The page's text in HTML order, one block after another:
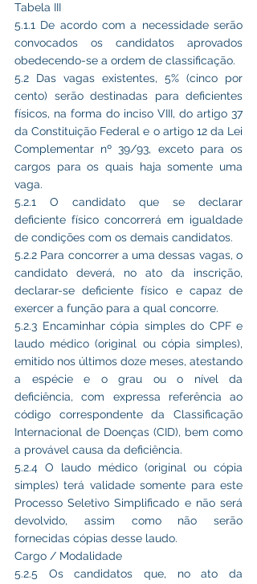
Tabela III
5.1.1 De acordo com a necessidade serão
convocados os candidatos aprovados
obedecendo-se a ordem de classificação.
5.2 Das vagas existentes, 5% (cinco por
cento) serão destinadas para deficientes
físicos, na forma do inciso VIII, do artigo 37
da Constituição Federal e o artigo 12 da Lei
Complementar nº 39/93, exceto para os
cargos para os quais haja somente uma
vaga.
5.2.1 O candidato que se declarar
deficiente físico concorrerá em igualdade
de condições com os demais candidatos.
5.2.2 Para concorrer a uma dessas vagas, o
candidato deverá, no ato da inscrição,
declarar-se deficiente físico e capaz de
exercer a função para a qual concorre.
5.2.3 Encaminhar cópia simples do CPF e
laudo médico (original ou cópia simples),
emitido nos últimos doze meses, atestando
a espécie e o grau ou o nível da
deficiência, com expressa referência ao
código correspondente da Classificação
Internacional de Doenças (CID), bem como
a provável causa da deficiência.
5.2.4 O laudo médico (original ou cópia
simples) terá validade somente para este
Processo Seletivo Simplificado e não será
devolvido, assim como não serão
fornecidas cópias desse laudo.
Cargo / Modalidade
5.2.5 Os candidatos que, no ato da